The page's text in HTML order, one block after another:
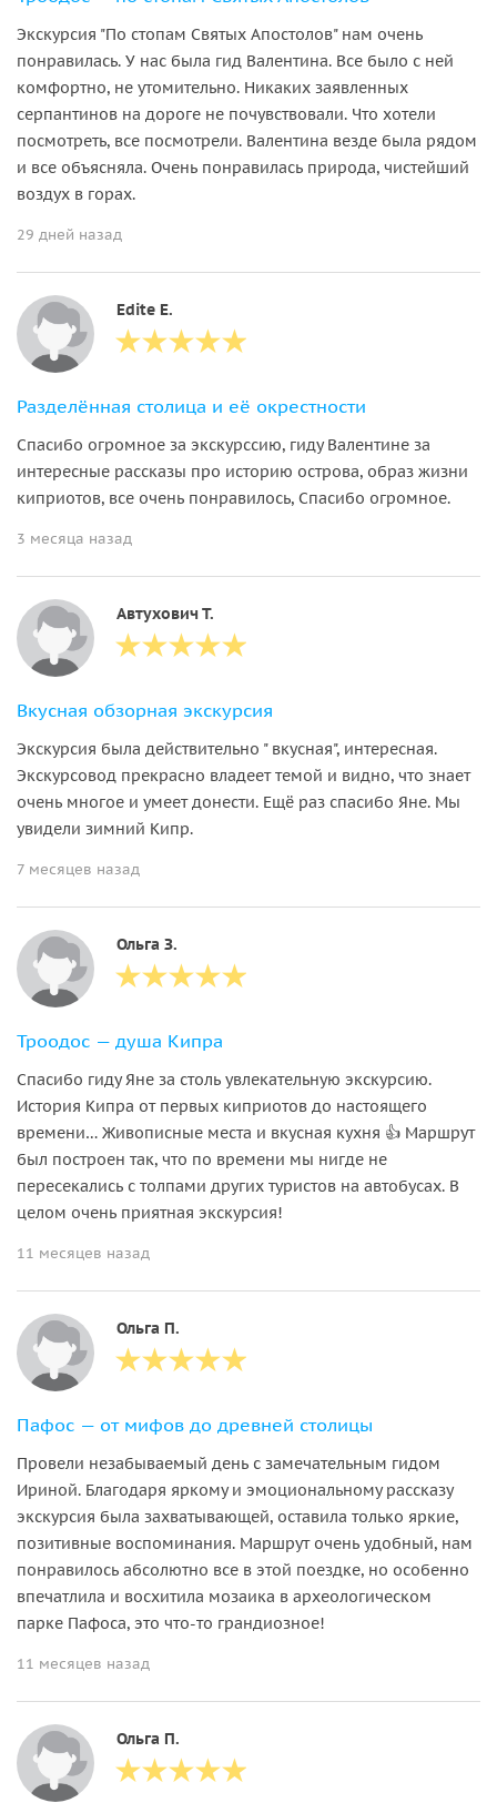
журналисты, историки и фанаты своего дела, их
объединяет любовь к острову Кипр, профессионализм и
трепетное отношение к каждому клиенту. Все гиды
обладают большим стажем вождения и только хорошими
отзывами. Возьмите с собой: удобную обувь, головные
уборы и одежду надлежащую для посещения святых мест.
Протяженность: до 350 км; Серпантин: до 80 км; Высота
подъёма: до 1600 м; Число остановок: 10; Пеший участок:
Экскурсия "По стопам Святых Апостолов" нам очень
понравилась. У нас была гид Валентина. Все было с ней
комфортно, не утомительно. Никаких заявленных
серпантинов на дороге не почувствовали. Что хотели
посмотреть, все посмотрели. Валентина везде была рядом
и все объясняла. Очень понравилась природа, чистейший
воздух в горах.
29 дней назад
Edite E.
Разделённая столица и её окрестности
Спасибо огромное за экскурссию, гиду Валентинe за
интересные рассказы про историю острова, образ жизни
киприотов, все очень понравилось, Спасибо огромное.
3 месяца назад
Автухович Т.
Вкусная обзорная экскурсия
Экскурсия была действительно " вкусная", интересная.
Экскурсовод прекрасно владеет темой и видно, что знает
очень многое и умеет донести. Ещё раз спасибо Яне. Мы
увидели зимний Кипр.
7 месяцев назад
Ольга З.
Троодос — душа Кипра
Спасибо гиду Яне за столь увлекательную экскурсию.
История Кипра от первых киприотов до настоящего
времени… Живописные места и вкусная кухня 👍 Маршрут
был построен так, что по времени мы нигде не
пересекались с толпами других туристов на автобусах. В
целом очень приятная экскурсия!
11 месяцев назад
Ольга П.
Пафос — от мифов до древней столицы
Провели незабываемый день с замечательным гидом
Ириной. Благодаря яркому и эмоциональному рассказу
экскурсия была захватывающей, оставила только яркие,
позитивные воспоминания. Маршрут очень удобный, нам
понравилось абсолютно все в этой поездке, но особенно
впечатлила и восхитила мозаика в археологическом
парке Пафоса, это что-то грандиозное!
11 месяцев назад
Ольга П.